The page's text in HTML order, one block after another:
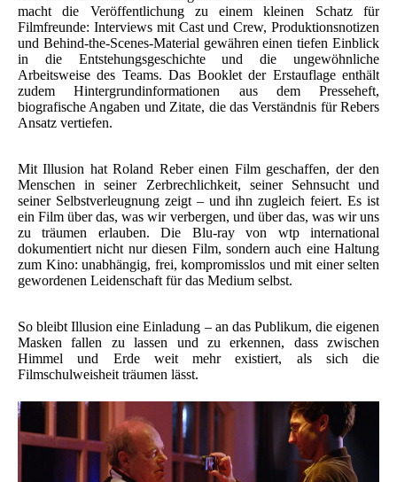
macht die Veröffentlichung zu einem kleinen Schatz für
Filmfreunde: Interviews mit Cast und Crew, Produktionsnotizen
und Behind-the-Scenes-Material gewähren einen tiefen Einblick
in die Entstehungsgeschichte und die ungewöhnliche
Arbeitsweise des Teams. Das Booklet der Erstauflage enthält
zudem Hintergrundinformationen aus dem Presseheft,
biografische Angaben und Zitate, die das Verständnis für Rebers
Ansatz vertiefen.
Mit Illusion hat Roland Reber einen Film geschaffen, der den
Menschen in seiner Zerbrechlichkeit, seiner Sehnsucht und
seiner Selbstverleugnung zeigt – und ihn zugleich feiert. Es ist
ein Film über das, was wir verbergen, und über das, was wir uns
zu träumen erlauben. Die Blu-ray von wtp international
dokumentiert nicht nur diesen Film, sondern auch eine Haltung
zum Kino: unabhängig, frei, kompromisslos und mit einer selten
gewordenen Leidenschaft für das Medium selbst.
So bleibt Illusion eine Einladung – an das Publikum, die eigenen
Masken fallen zu lassen und zu erkennen, dass zwischen
Himmel und Erde weit mehr existiert, als sich die
Filmschulweisheit träumen lässt.